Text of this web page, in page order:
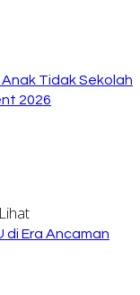
Tidak Sekolah
2026
di Era Ancaman